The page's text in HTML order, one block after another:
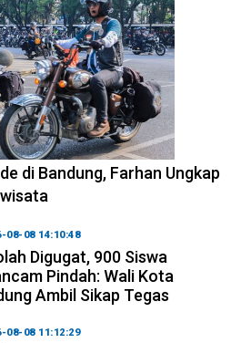
di Bandung, Farhan Ungkap
08-08 14:10:48
Digugat, 900 Siswa
Pindah: Wali Kota
Ambil Sikap Tegas
08-08 11:12:29